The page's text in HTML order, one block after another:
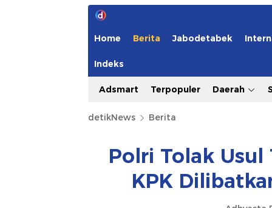
Home Berita Jabodetabek
Indeks
Adsmart Terpopuler Daerah
detikNews Berita
Polri Tolak Usul
KPK